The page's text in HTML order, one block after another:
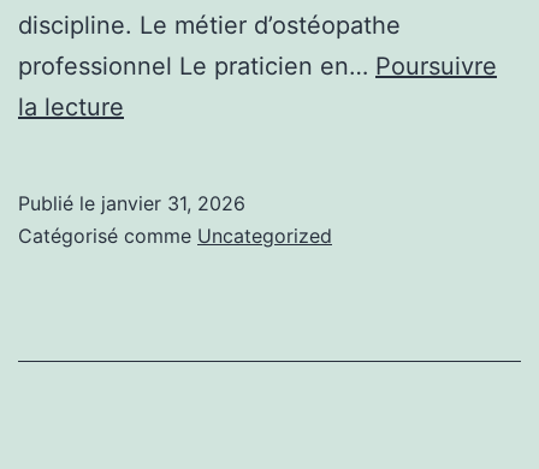
discipline. Le métier d’ostéopathe
professionnel Le praticien en… Poursuivre
la lecture
clés
Publié le janvier 31, 2026
Catégorisé comme Uncategorized